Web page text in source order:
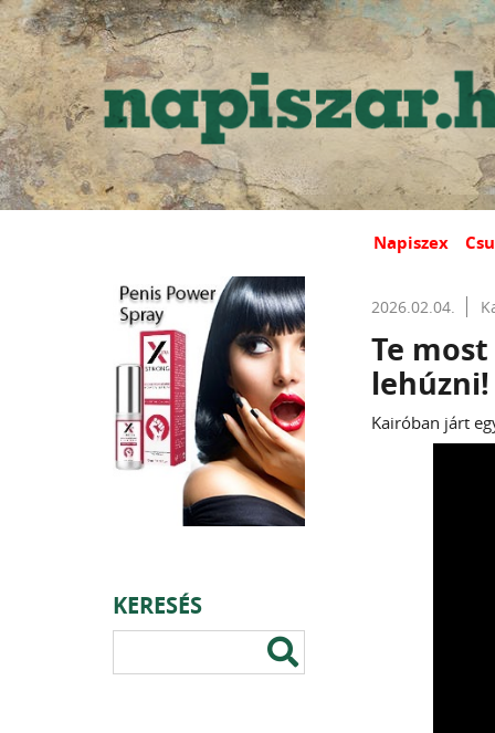
Napiszex
KERESÉS
2026.02.04.
Te
lehúzni!
Kairóban járt